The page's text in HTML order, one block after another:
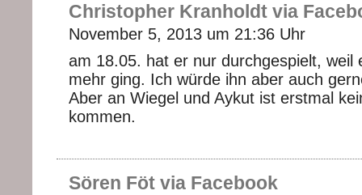
Christopher Kranholdt via
November 5, 2013 um 21:36 Uhr
am 18.05. hat er nur durchgespielt, weil
mehr ging. Ich würde ihn aber auch
Aber an Wiegel und Aykut ist erstmal
kommen.
Sören Föt via Facebook